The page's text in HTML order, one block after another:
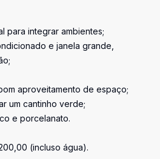
para integrar ambientes;
e janela grande,
aproveitamento de espaço;
um cantinho verde;
e porcelanato.
(incluso água).